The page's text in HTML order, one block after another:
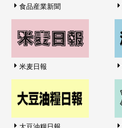
食品産業新聞
米麦日報
大豆油糧日報